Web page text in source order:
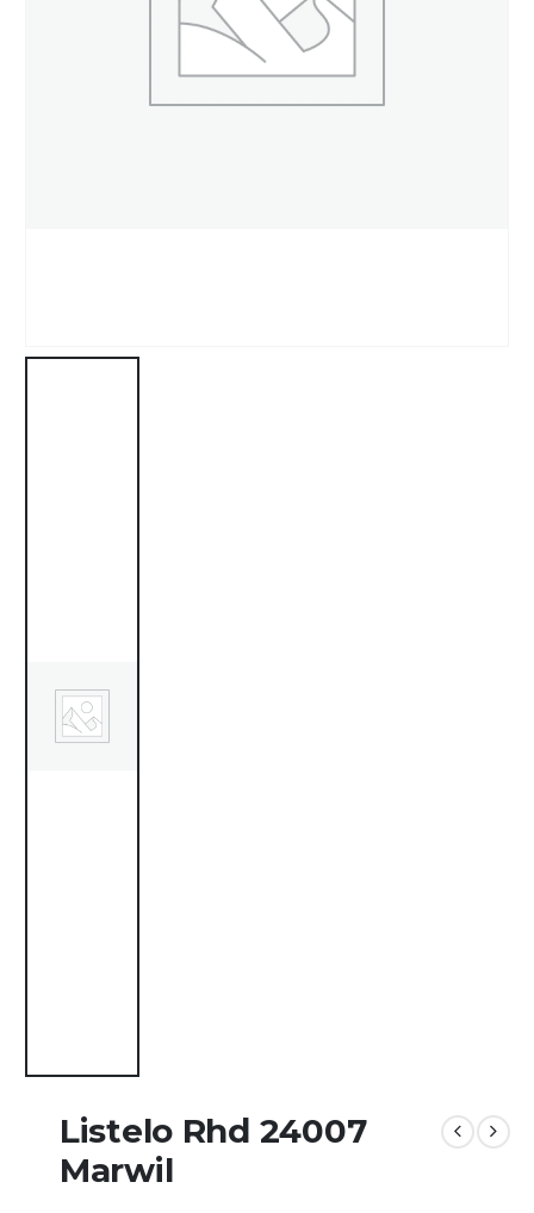
Listelo Rhd 24007
Marwil